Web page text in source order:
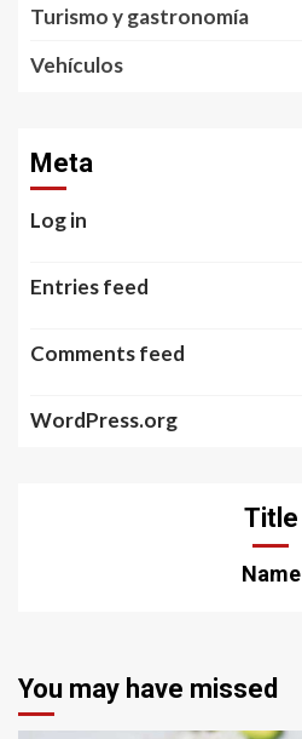
Turismo y gastronomía
Vehículos
Meta
Log in
Entries feed
Comments feed
WordPress.org
Title
Name
You may have missed